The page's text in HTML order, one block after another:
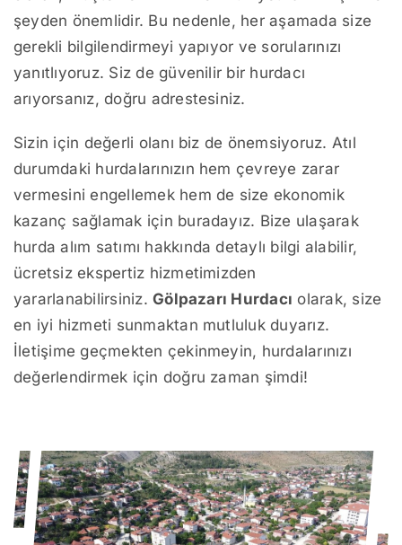
şeyden önemlidir. Bu nedenle, her aşamada size
gerekli bilgilendirmeyi yapıyor ve sorularınızı
yanıtlıyoruz. Siz de güvenilir bir hurdacı
arıyorsanız, doğru adrestesiniz.
Sizin için değerli olanı biz de önemsiyoruz. Atıl
durumdaki hurdalarınızın hem çevreye zarar
vermesini engellemek hem de size ekonomik
kazanç sağlamak için buradayız. Bize ulaşarak
hurda alım satımı hakkında detaylı bilgi alabilir,
ücretsiz ekspertiz hizmetimizden
yararlanabilirsiniz.Gölpazarı Hurdacı olarak, size
en iyi hizmeti sunmaktan mutluluk duyarız.
İletişime geçmekten çekinmeyin, hurdalarınızı
değerlendirmek için doğru zaman şimdi!